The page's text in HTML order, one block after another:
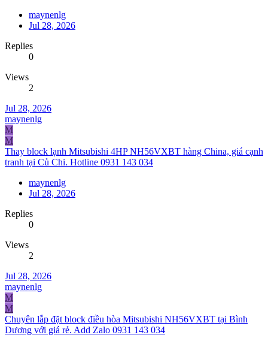
maynenlg
Jul 28, 2026
Replies
0
Views
2
Jul 28, 2026
maynenlg
M
M
Thay block lạnh Mitsubishi 4HP NH56VXBT hàng China, giá cạnh
tranh tại Củ Chi. Hotline 0931 143 034
maynenlg
Jul 28, 2026
Replies
0
Views
2
Jul 28, 2026
maynenlg
M
M
Chuyên lắp đặt block điều hòa Mitsubishi NH56VXBT tại Bình
Dương với giá rẻ. Add Zalo 0931 143 034